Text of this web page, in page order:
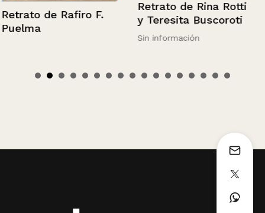
Retrato de Rafiro F.
Puelma
Retrato de Rina Rotti
y Teresita Buscoroti
Sin información